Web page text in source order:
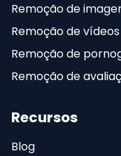
Remoção de
Remoção de vídeos
Remoção de
Remoção de
Recursos
Blog